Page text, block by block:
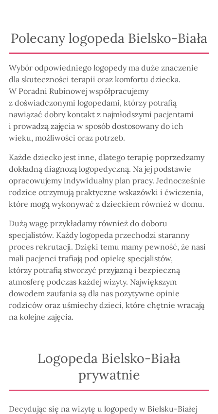
Polecany logopeda Bielsko-Biała
Wybór odpowiedniego logopedy ma duże znaczenie
dla skuteczności terapii oraz komfortu dziecka.
W Poradni Rubinowej współpracujemy
z doświadczonymi logopedami, którzy potrafią
nawiązać dobry kontakt z najmłodszymi pacjentami
i prowadzą zajęcia w sposób dostosowany do ich
wieku, możliwości oraz potrzeb.
Każde dziecko jest inne, dlatego terapię poprzedzamy
dokładną diagnozą logopedyczną. Na jej podstawie
opracowujemy indywidualny plan pracy. Jednocześnie
rodzice otrzymują praktyczne wskazówki i ćwiczenia,
które mogą wykonywać z dzieckiem również w domu.
Dużą wagę przykładamy również do doboru
specjalistów. Każdy logopeda przechodzi staranny
proces rekrutacji. Dzięki temu mamy pewność, że nasi
mali pacjenci trafiają pod opiekę specjalistów,
którzy potrafią stworzyć przyjazną i bezpieczną
atmosferę podczas każdej wizyty. Największym
dowodem zaufania są dla nas pozytywne opinie
rodziców oraz uśmiechy dzieci, które chętnie wracają
na kolejne zajęcia.
Logopeda Bielsko-Biała
prywatnie
Decydując się na wizytę u logopedy w Bielsku-Białej